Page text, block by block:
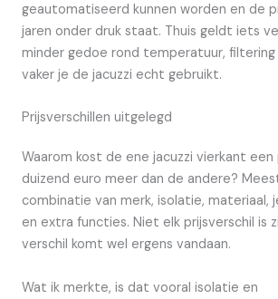
geautomatiseerd kunnen worden en de
jaren onder druk staat. Thuis geldt iets
minder gedoe rond temperatuur, filtering
vaker je de jacuzzi echt gebruikt.
Prijsverschillen uitgelegd
Waarom kost de ene jacuzzi vierkant
duizend euro meer dan de andere?
combinatie van merk, isolatie, materiaal,
en extra functies. Niet elk prijsverschil is
verschil komt wel ergens vandaan.
Wat ik merkte, is dat vooral isolatie en